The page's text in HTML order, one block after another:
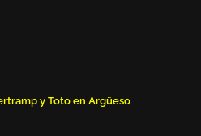
y Toto en Argüeso